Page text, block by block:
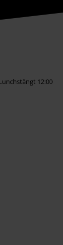
12:00